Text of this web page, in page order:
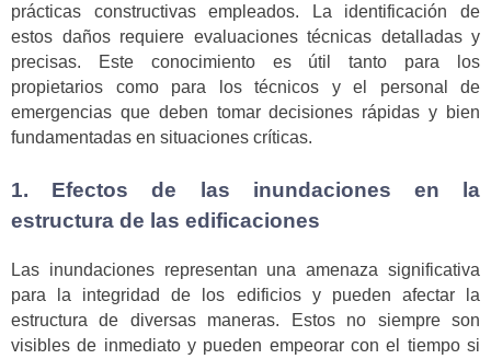
prácticas constructivas empleados. La identificación de
estos daños requiere evaluaciones técnicas detalladas y
precisas. Este conocimiento es útil tanto para los
propietarios como para los técnicos y el personal de
emergencias que deben tomar decisiones rápidas y bien
fundamentadas en situaciones críticas.
1. Efectos de las inundaciones en la
estructura de las edificaciones
Las inundaciones representan una amenaza significativa
para la integridad de los edificios y pueden afectar la
estructura de diversas maneras. Estos no siempre son
visibles de inmediato y pueden empeorar con el tiempo si